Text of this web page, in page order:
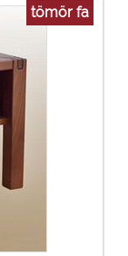
tömör fa